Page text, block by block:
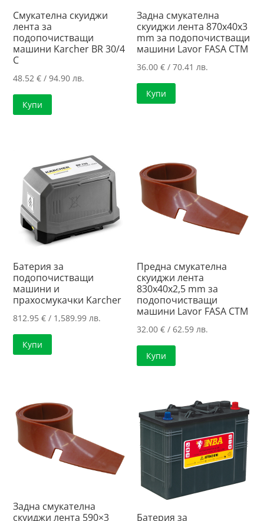
Смукателна скуиджи
лента за
подопочистващи
машини Karcher BR 30/4
C
48.52€ / 94.90 лв.
Купи
Задна смукателна
скуиджи лента 870x40x3
mm за подопочистващи
машини Lavor FASA CTM
36.00€ / 70.41 лв.
Купи
Батерия за
подопочистващи
машини и
прахосмукачки Karcher
812.95€ / 1,589.99 лв.
Купи
Предна смукателна
скуиджи лента
830x40x2,5 mm за
подопочистващи
машини Lavor FASA CTM
32.00€ / 62.59 лв.
Купи
Задна смукателна
скуиджи лента 590×3
Батерия за